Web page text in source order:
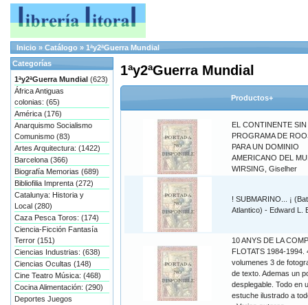
Inicio » Catálogo » 1ªy2ªGuerra Mundial
1ªy2ªGuerra Mundial
Productos+
EL CONTINENTE
PROGRAMA DE
PARA UN DOMINIO
AMERICANO DEL
WIRSING, Giselher
! SUBMARINO... ¡
Atlantico) - Edward L.
10 ANYS DE LA
FLOTATS 1984-1994.
volumenes 3 de
de texto. Ademas un
desplegable. Todo en
estuche ilustrado a
Categorías
1ªy2ªGuerra Mundial (623)
África Antiguas
colonias: (65)
América (176)
Anarquismo Socialismo
Comunismo (83)
Artes Arquitectura: (1422)
Barcelona (366)
Biografía Memorias (689)
Bibliofilia Imprenta (272)
Catalunya: Historia y
Local (280)
Caza Pesca Toros: (174)
Ciencia-Ficción Fantasía
Terror (151)
Ciencias Industrias: (638)
Ciencias Ocultas (148)
Cine Teatro Música: (468)
Cocina Alimentación: (290)
Deportes Juegos